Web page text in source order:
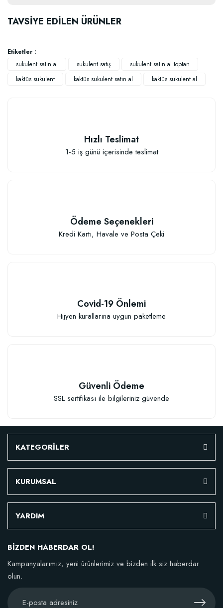
TAVSİYE EDİLEN ÜRÜNLER
41,17 TL
23,17 TL
Stokta Yok
Etiketler :
sukulent satın al
sukulent satış
sukulent satın al toptan
kaktüs sukulent
kaktüs sukulent satın al kaktüs sukulent al
Hızlı Teslimat
1-5 iş günü içerisinde teslimat
Ödeme Seçenekleri
Kredi Kartı, Havale ve Posta Çeki
Covid-19 Önlemi
Hijyen kurallarına uygun paketleme
Güvenli Ödeme
SSL sertifikası ile bilgileriniz güvende
KATEGORİLER
KURUMSAL
YARDIM
BİZDEN HABERDAR OL!
Kampanyalarımız, yeni ürünlerimiz ve bizden ilk siz haberdar
olun.